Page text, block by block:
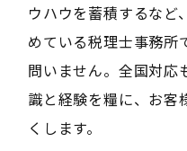
ウハウを蓄積するなど
めている税理士事務所
問いません。全国対応
識と経験を糧に、お客
くします。